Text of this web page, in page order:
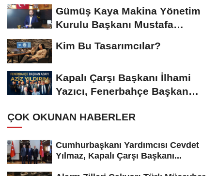
Gümüş Kaya Makina Yönetim
Kurulu Başkanı Mustafa
Kim Bu Tasarımcılar?
Kapalı Çarşı Başkanı İlhami
Yazıcı, Fenerbahçe Başkan
ÇOK OKUNAN HABERLER
Cumhurbaşkanı Yardımcısı Cevdet
Yılmaz, Kapalı Çarşı Başkanı...